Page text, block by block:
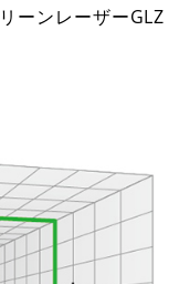
ーンレーザーGLZ
1 2 3 4
5
8 9 11 12
15 17 18